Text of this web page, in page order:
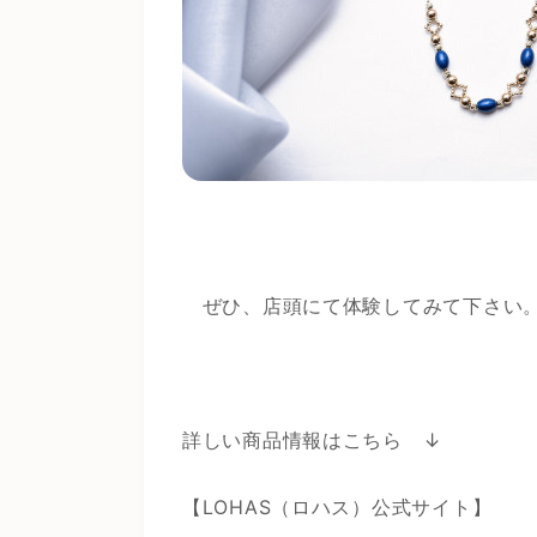
ぜひ、店頭にて体験してみて下さい
詳しい商品情報はこちら ↓
【LOHAS（ロハス）公式サイト】